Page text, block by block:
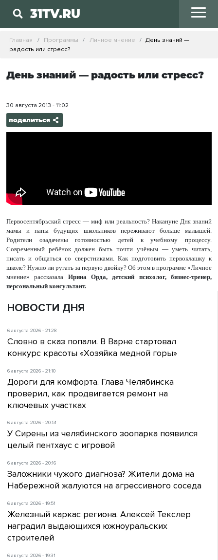
31TV.RU
Главная Программы Личное мнение
День знаний —
радость или стресс?
День знаний — радость или стресс?
30 августа 2013 - 11:02
поделиться
Первосентябрьский стресс — миф или реальность? Накануне Дня знаний
мамы и папы будущих школьников переживают больше малышей.
Родители озадачены готовностью детей к учебному процессу.
Современный ребёнок должен быть почти учёным — уметь читать,
писать и общаться со сверстниками. Как подготовить первоклашку к
школе? Нужно ли ругать за первую двойку? Об этом в программе «Личное
мнение» рассказала Ирина Орда, детский психолог, бизнес-тренер,
персональный консультант.
НОВОСТИ ДНЯ
6 августа 2026 - 21:28
Словно в сказ попали. В Варне стартовал
конкурс красоты «Хозяйка медной горы»
6 августа 2026 - 21:10
Дороги для комфорта. Глава Челябинска
проверил, как продвигается ремонт на
ключевых участках
6 августа 2026 - 20:51
У Сирены из челябинского зоопарка появился
целый пентхаус с игровой
6 августа 2026 - 20:16
Заложники чужого диагноза? Жители дома на
Набережной жалуются на агрессивного соседа
6 августа 2026 - 19:51
Железный каркас региона. Алексей Текслер
наградил выдающихся южноуральских
строителей
6 августа 2026 - 19:31